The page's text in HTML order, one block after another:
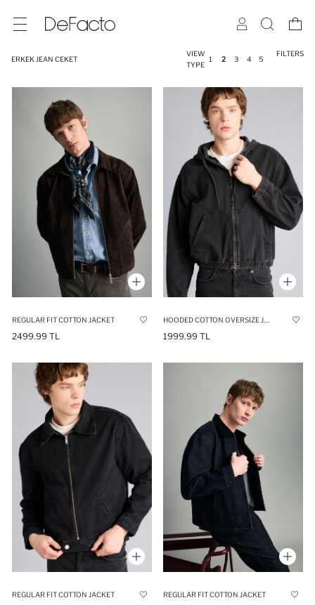
ERKEK JEAN CEKET
VIEW
TYPE
1 2 3 4 5
FILTERS
REGULAR FIT COTTON JACKET
2499.99 TL 1999.99 TL
REGULAR FIT COTTON JACKET REGULAR FIT COTTON JACKET